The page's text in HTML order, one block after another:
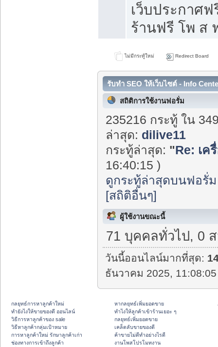
เว็บประกาศ
ร้านฟรี โพ ส
ไม่มีกระทู้ใหม่ Redirect Board
รับทำ SEO ให้เว็บไซต์ - Info
สถิติการใช้งานฟอรั่ม
235216 กระทู้ ใน
ล่าสุด: dilive11
กระทู้ล่าสุด: "Re: เค
16:40:15 )
ดูกระทู้ล่าสุดบนฟอรั่ม
[สถิติอื่นๆ]
ผู้ใช้งานขณะนี้
71 บุคคลทั่วไป, 0
วันนี้ออนไลน์มากที่สุด:
ธันวาคม 2025,
กลยุทธ์การหาลูกค้าใหม่
ทํายังไงให้ขายของดี ออนไลน์
วิธีการหาลูกค้าของ sale
วิธีหาลูกค้ากลุ่มเป้าหมาย
การหาลูกค้าใหม่ รักษาลูกค้าเก่า
ช่องทางการเข้าถึงลูกค้า
หากลยุทธ์เพิ่มยอดขาย
ทําไงให้ลูกค้าเข้าร้านเยอะ ๆ
กลยุทธ์เพิ่มยอดขาย
เคล็ดลับขายของดี
ค้าขายไม่ดีทำอย่างไรดี
งานโพสโปรโมทงาน